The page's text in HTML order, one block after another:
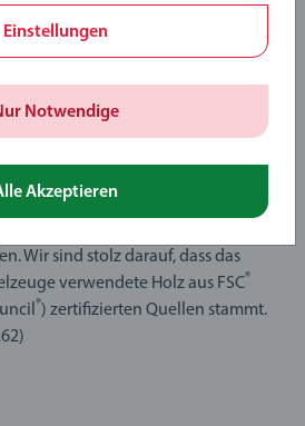
das auf
Erkennungsmerkmale von BRIO,
Wir sind stolz darauf, dass das
verwendete Holz aus FSC®
®) zertifizierten Quellen stammt.
Einstellungen
Notwendige
Akzeptieren